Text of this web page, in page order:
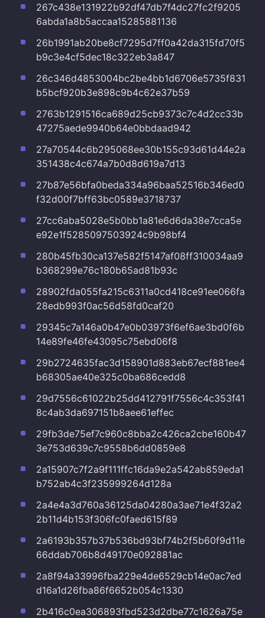
267c438e131922b92df47db7f4dc27fc2f9205
6abda1a8b5accaa15285881136
26b1991ab20be8cf7295d7ff0a42da315fd70f5
b9c3e4cf5dec18c322eb3a847
26c346d4853004bc2be4bb1d6706e5735f831
b5bcf920b3e898c9b4c62e37b59
2763b1291516ca689d25cb9373c7c4d2cc33b
47275aede9940b64e0bbdaad942
27a70544c6b295068ee30b155c93d61d44e2a
351438c4c674a7b0d8d619a7d13
27b87e56bfa0beda334a96baa52516b346ed0
f32d00f7bff63bc0589e3718737
27cc6aba5028e5b0bb1a81e6d6da38e7cca5e
e92e1f5285097503924c9b98bf4
280b45fb30ca137e582f5147af08ff310034aa9
b368299e76c180b65ad81b93c
28902fda055fa215c6311a0cd418ce91ee066fa
28edb993f0ac56d58fd0caf20
29345c7a146a0b47e0b03973f6ef6ae3bd0f6b
14e89fe46fe43095c75ebd06f8
29b2724635fac3d158901d883eb67ecf881ee4
b68305ae40e325c0ba686cedd8
29d7556c61022b25dd412791f7556c4c353f41
8c4ab3da697151b8aee61effec
29fb3de75ef7c960c8bba2c426ca2cbe160b47
3e753d639c7c9558b6dd0859e8
2a15907c7f2a9f111ffc16da9e2a542ab859eda1
b752ab4c3f235999264d128a
2a4e4a3d760a36125da04280a3ae71e4f32a2
2b11d4b153f306fc0faed615f89
2a6193b357b37b536bd93bf74b2f5b60f9d11e
66ddab706b8d49170e092881ac
2a8f94a33996fba229e4de6529cb14e0ac7ed
d16a1d26fba86f6652b054c1330
2b416c0ea306893fbd523d2dbe77c1626a75e